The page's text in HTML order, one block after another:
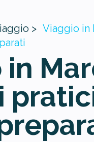
> Viaggio in